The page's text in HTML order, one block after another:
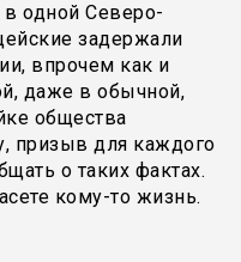
в одной Северо-
задержали
впрочем как и
даже в обычной,
общества
призыв для каждого
о таких фактах.
кому-то жизнь.